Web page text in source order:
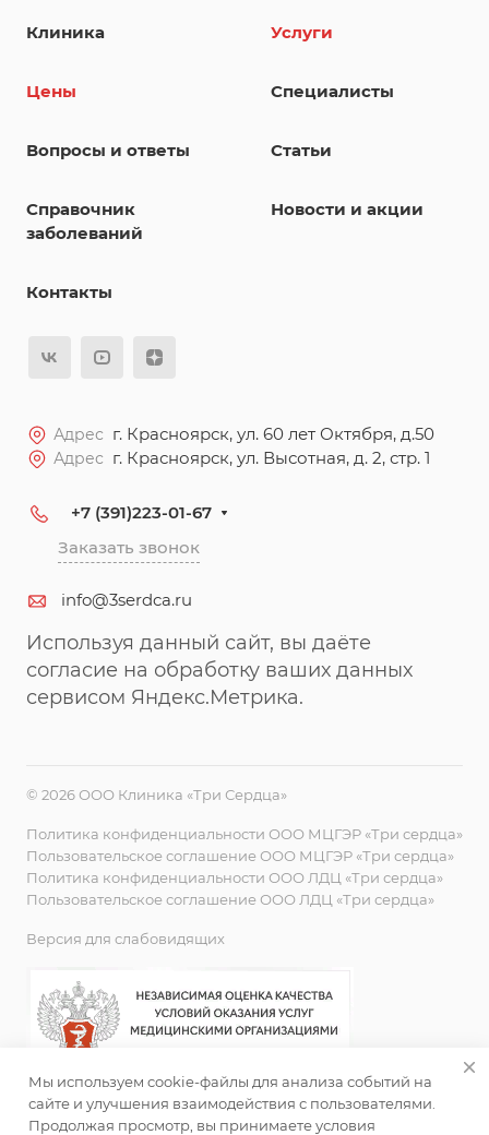
Клиника Услуги
Цены Специалисты
Вопросы и ответы Статьи
Справочник
заболеваний
Новости и акции
Контакты
Адрес г. Красноярск, ул. 60 лет Октября, д.50
Адрес г. Красноярск, ул. Высотная, д. 2, стр. 1
+7 (391)223-01-67
Заказать звонок
info@3serdca.ru
Используя данный сайт, вы даёте
согласие на обработку ваших данных
сервисом Яндекс.Метрика.
© 2026 ООО Клиника «Три Сердца»
Политика конфиденциальности ООО МЦГЭР «Три сердца»
Пользовательское соглашение ООО МЦГЭР «Три сердца»
Политика конфиденциальности ООО ЛДЦ «Три сердца»
Пользовательское соглашение ООО ЛДЦ «Три сердца»
Версия для слабовидящих
Мы используем cookie-файлы для анализа событий на
сайте и улучшения взаимодействия с пользователями.
Продолжая просмотр, вы принимаете условия